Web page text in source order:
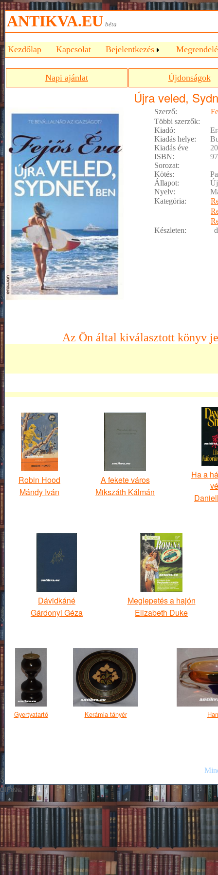
ANTIKVA.EU béta
Kezdőlap Kapcsolat Bejelentkezés
Napi ajánlat Újdonságok
Újra veled,
Szerző:
Többi szerzők:
Kiadó:
Kiadás helye:
Kiadás éve
ISBN:
Sorozat:
Kötés:
Állapot:
Nyelv:
Kategória:
Készleten:
Az Ön által kiválasztott könyv
Robin Hood
Mándy Iván
A fekete város
Mikszáth Kálmán
Ha a
Dávidkáné
Gárdonyi Géza
Meglepetés a hajón
Elizabeth Duke
Gyertyatartó Kerámia tányér
GIF89a;